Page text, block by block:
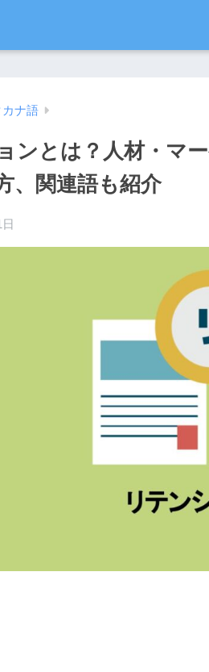
カナ語
ンとは？人材・マ
、関連語も紹介